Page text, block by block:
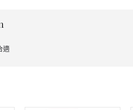
適